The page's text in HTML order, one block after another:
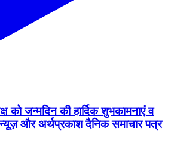
को जन्मदिन की हार्दिक शुभकामनाएं व
न्यूज़ और अर्थप्रकाश दैनिक समाचार पत्र